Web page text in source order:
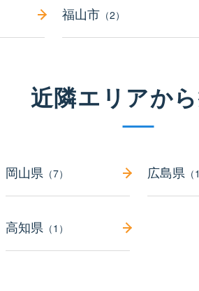
福山市 （2）
近隣エリアか
岡山県 （7） 広島県（
高知県 （1）